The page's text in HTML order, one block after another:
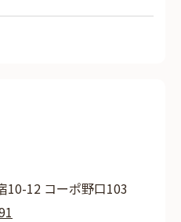
10-12 コーポ野口103